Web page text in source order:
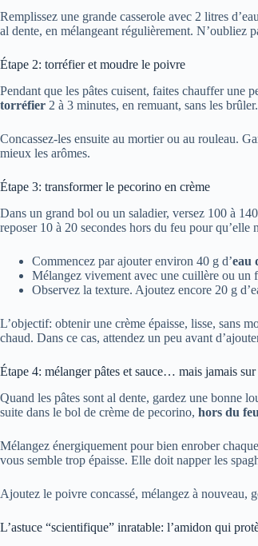
Remplissez une grande casserole avec 2 litres
al dente, en mélangeant régulièrement. N’oubliez
Étape 2: torréfier et moudre le poivre
Pendant que les pâtes cuisent, faites chauffer une
torréfier 2 à 3 minutes, en remuant, sans les
Concassez-les ensuite au mortier ou au rouleau.
mieux les arômes.
Étape 3: transformer le pecorino en crème
Dans un grand bol ou un saladier, versez 100 à
reposer 10 à 20 secondes hors du feu pour qu’elle
Commencez par ajouter environ 40 g d’eau
Mélangez vivement avec une cuillère ou un
Observez la texture. Ajoutez encore 20 g
L’objectif: obtenir une crème épaisse, lisse, sans
chaud. Dans ce cas, attendez un peu avant
Étape 4: mélanger pâtes et sauce… mais jamais
Quand les pâtes sont al dente, gardez une bonne
suite dans le bol de crème de pecorino, hors du feu
Mélangez énergiquement pour bien enrober
vous semble trop épaisse. Elle doit napper les
Ajoutez le poivre concassé, mélangez à nouveau,
L’astuce “scientifique” inratable: l’amidon qui